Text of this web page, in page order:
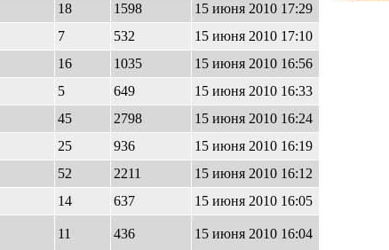
18 1598
15 июня 2010 17:29
7 532
15 июня 2010 17:10
16 1035
15 июня 2010 16:56
5 649
15 июня 2010 16:33
45 2798
15 июня 2010 16:24
25 936
15 июня 2010 16:19
52 2211
15 июня 2010 16:12
14 637
15 июня 2010 16:05
11 436 15 июня 2010 16:04